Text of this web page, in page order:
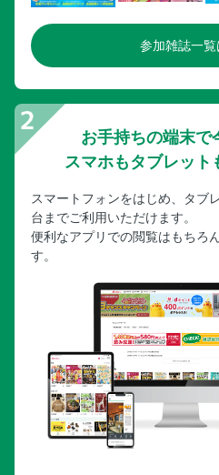
参加雑誌一覧
お手持ちの端末で
スマホもタブレット
スマートフォンをはじめ、タブ
台までご利用いただけます。
便利なアプリでの閲覧はもちろ
す。